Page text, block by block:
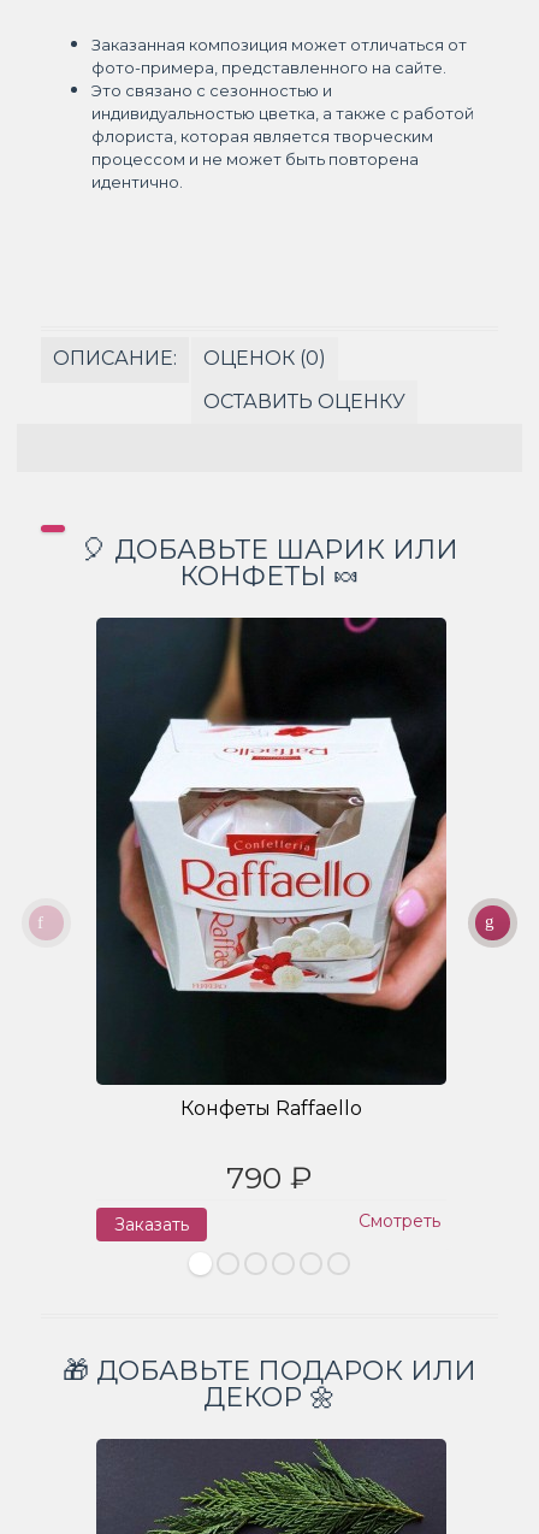
Заказанная композиция может отличаться от
фото-примера, представленного на сайте.
Это связано с сезонностью и
индивидуальностью цветка, а также с работой
флориста, которая является творческим
процессом и не может быть повторена
идентично.
ОПИСАНИЕ:
ОЦЕНОК (0)
ОСТАВИТЬ ОЦЕНКУ
🎈 ДОБАВЬТЕ ШАРИК ИЛИ
КОНФЕТЫ 🍬
Конфеты Raffaello
790 ₽
Заказать Смотреть
🎁 ДОБАВЬТЕ ПОДАРОК ИЛИ
ДЕКОР 🌼